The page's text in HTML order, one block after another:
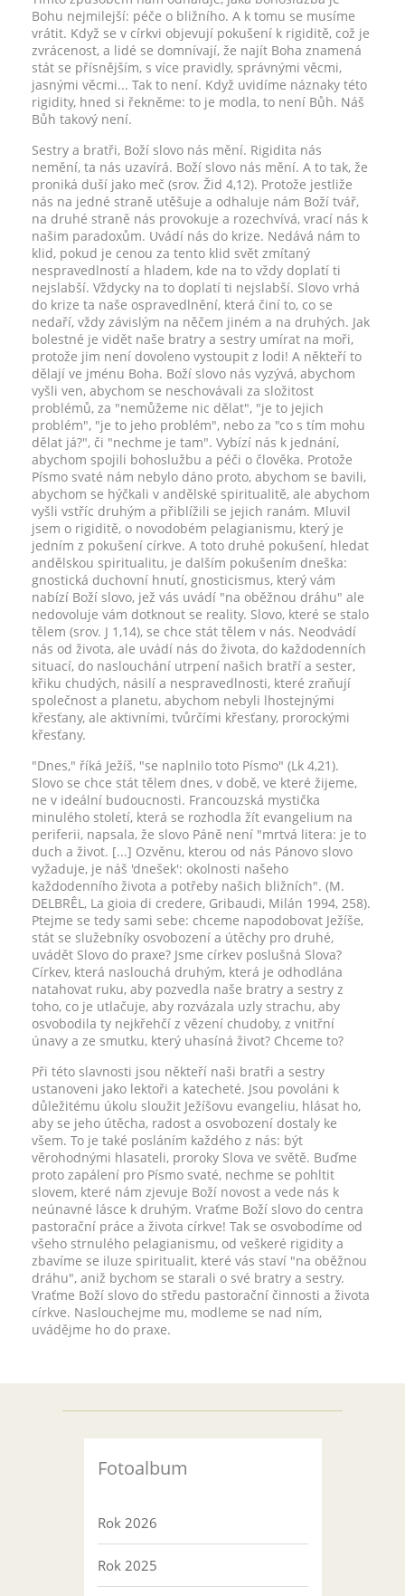
Bohu nejmilejší: péče o bližního. A k tomu se musíme
vrátit. Když se v církvi objevují pokušení k rigiditě, což je
zvrácenost, a lidé se domnívají, že najít Boha znamená
stát se přísnějším, s více pravidly, správnými věcmi,
jasnými věcmi... Tak to není. Když uvidíme náznaky této
rigidity, hned si řekněme: to je modla, to není Bůh. Náš
Bůh takový není.
Sestry a bratři, Boží slovo nás mění. Rigidita nás
nemění, ta nás uzavírá. Boží slovo nás mění. A to tak, že
proniká duší jako meč (srov. Žid 4,12). Protože jestliže
nás na jedné straně utěšuje a odhaluje nám Boží tvář,
na druhé straně nás provokuje a rozechvívá, vrací nás k
našim paradoxům. Uvádí nás do krize. Nedává nám to
klid, pokud je cenou za tento klid svět zmítaný
nespravedlností a hladem, kde na to vždy doplatí ti
nejslabší. Vždycky na to doplatí ti nejslabší. Slovo vrhá
do krize ta naše ospravedlnění, která činí to, co se
nedaří, vždy závislým na něčem jiném a na druhých. Jak
bolestné je vidět naše bratry a sestry umírat na moři,
protože jim není dovoleno vystoupit z lodi! A někteří to
dělají ve jménu Boha. Boží slovo nás vyzývá, abychom
vyšli ven, abychom se neschovávali za složitost
problémů, za "nemůžeme nic dělat", "je to jejich
problém", "je to jeho problém", nebo za "co s tím mohu
dělat já?", či "nechme je tam". Vybízí nás k jednání,
abychom spojili bohoslužbu a péči o člověka. Protože
Písmo svaté nám nebylo dáno proto, abychom se bavili,
abychom se hýčkali v andělské spiritualitě, ale abychom
vyšli vstříc druhým a přiblížili se jejich ranám. Mluvil
jsem o rigiditě, o novodobém pelagianismu, který je
jedním z pokušení církve. A toto druhé pokušení, hledat
andělskou spiritualitu, je dalším pokušením dneška:
gnostická duchovní hnutí, gnosticismus, který vám
nabízí Boží slovo, jež vás uvádí "na oběžnou dráhu" ale
nedovoluje vám dotknout se reality. Slovo, které se stalo
tělem (srov. J 1,14), se chce stát tělem v nás. Neodvádí
nás od života, ale uvádí nás do života, do každodenních
situací, do naslouchání utrpení našich bratří a sester,
křiku chudých, násilí a nespravedlnosti, které zraňují
společnost a planetu, abychom nebyli lhostejnými
křesťany, ale aktivními, tvůrčími křesťany, prorockými
křesťany.
"Dnes," říká Ježíš, "se naplnilo toto Písmo" (Lk 4,21).
Slovo se chce stát tělem dnes, v době, ve které žijeme,
ne v ideální budoucnosti. Francouzská mystička
minulého století, která se rozhodla žít evangelium na
periferii, napsala, že slovo Páně není "mrtvá litera: je to
duch a život. [...] Ozvěnu, kterou od nás Pánovo slovo
vyžaduje, je náš 'dnešek': okolnosti našeho
každodenního života a potřeby našich bližních". (M.
DELBRÊL, La gioia di credere, Gribaudi, Milán 1994, 258).
Ptejme se tedy sami sebe: chceme napodobovat Ježíše,
stát se služebníky osvobození a útěchy pro druhé,
uvádět Slovo do praxe? Jsme církev poslušná Slova?
Církev, která naslouchá druhým, která je odhodlána
natahovat ruku, aby pozvedla naše bratry a sestry z
toho, co je utlačuje, aby rozvázala uzly strachu, aby
osvobodila ty nejkřehčí z vězení chudoby, z vnitřní
únavy a ze smutku, který uhasíná život? Chceme to?
Při této slavnosti jsou někteří naši bratři a sestry
ustanoveni jako lektoři a katecheté. Jsou povoláni k
důležitému úkolu sloužit Ježíšovu evangeliu, hlásat ho,
aby se jeho útěcha, radost a osvobození dostaly ke
všem. To je také posláním každého z nás: být
věrohodnými hlasateli, proroky Slova ve světě. Buďme
proto zapálení pro Písmo svaté, nechme se pohltit
slovem, které nám zjevuje Boží novost a vede nás k
neúnavné lásce k druhým. Vraťme Boží slovo do centra
pastorační práce a života církve! Tak se osvobodíme od
všeho strnulého pelagianismu, od veškeré rigidity a
zbavíme se iluze spiritualit, které vás staví "na oběžnou
dráhu", aniž bychom se starali o své bratry a sestry.
Vraťme Boží slovo do středu pastorační činnosti a života
církve. Naslouchejme mu, modleme se nad ním,
uvádějme ho do praxe.
Fotoalbum
Rok 2026
Rok 2025